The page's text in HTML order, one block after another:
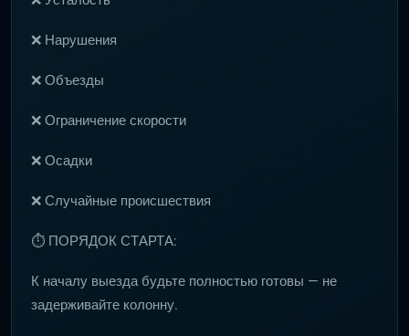
❌ Нарушения
❌ Объезды
❌ Ограничение скорости
❌ Осадки
❌ Случайные происшествия
⏱ ПОРЯДОК СТАРТА:
К началу выезда будьте полностью готовы — не
задерживайте колонну.